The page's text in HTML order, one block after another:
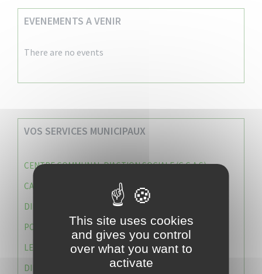
EVENEMENTS A VENIR
There are no events
VOS SERVICES MUNICIPAUX
CENTRE COMMUNAL D’ACTION SOCIALE (C.C.A.S)
CAISSE DES ÉCOLES
DIRECTION DES SERVICES TECHNIQUES
POLICE MUNICIPALE
LE CABINET DU MAIRE
DIRECTION DES RESSOURCES ET MOYENS
This site uses cookies
and gives you control
over what you want to
activate